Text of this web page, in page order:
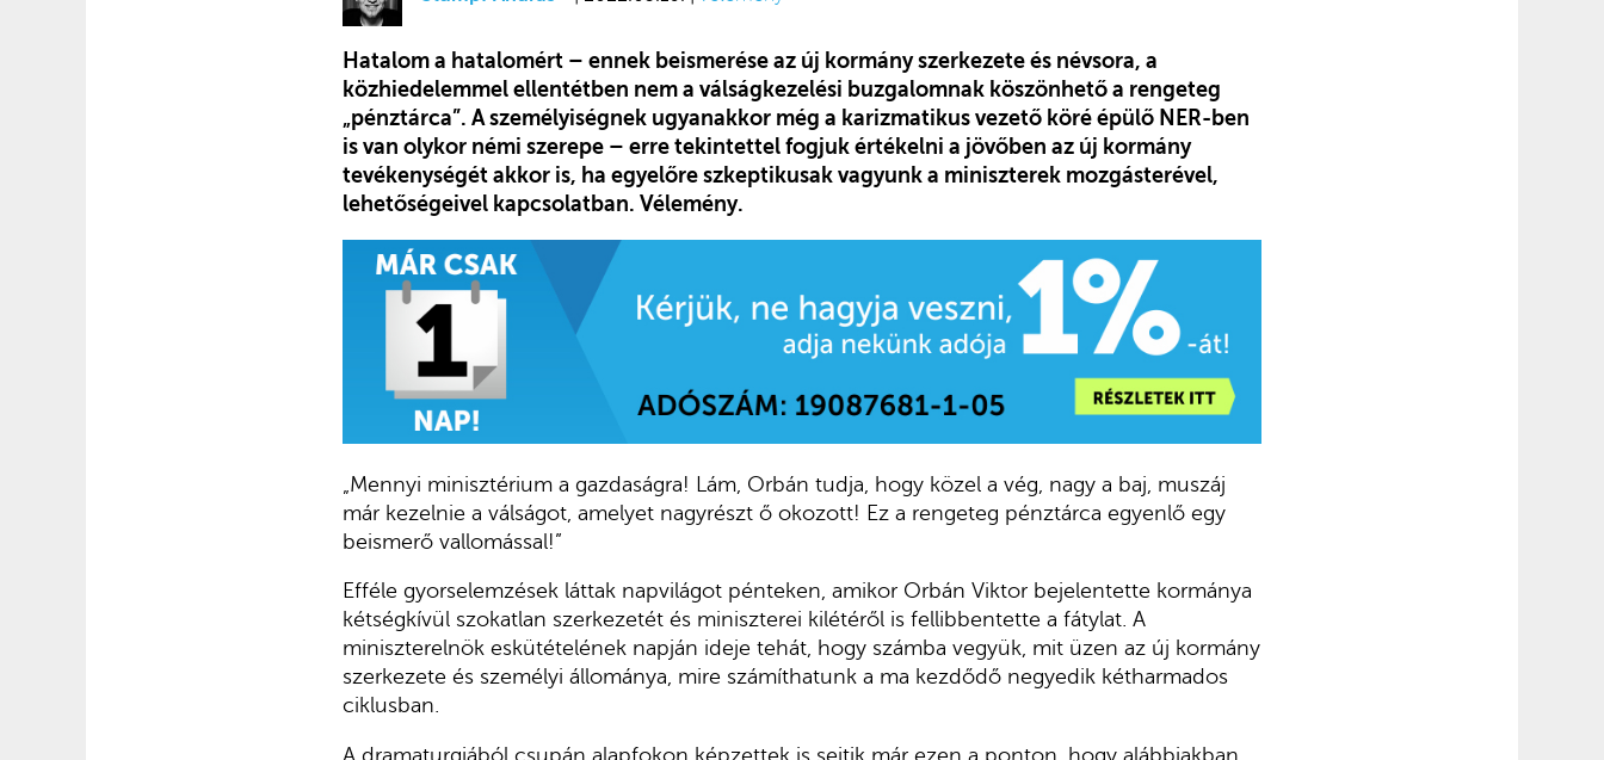
Hatalom a hatalomért – ennek beismerése az új kormány szerkezete és névsora, a
közhiedelemmel ellentétben nem a válságkezelési buzgalomnak köszönhető a rengeteg
„pénztárca”. A személyiségnek ugyanakkor még a karizmatikus vezető köré épülő NER-ben
is van olykor némi szerepe – erre tekintettel fogjuk értékelni a jövőben az új kormány
tevékenységét akkor is, ha egyelőre szkeptikusak vagyunk a miniszterek mozgásterével,
lehetőségeivel kapcsolatban. Vélemény.
„Mennyi minisztérium a gazdaságra! Lám, Orbán tudja, hogy közel a vég, nagy a baj, muszáj
már kezelnie a válságot, amelyet nagyrészt ő okozott! Ez a rengeteg pénztárca egyenlő egy
beismerő vallomással!”
Efféle gyorselemzések láttak napvilágot pénteken, amikor Orbán Viktor bejelentette kormánya
kétségkívül szokatlan szerkezetét és miniszterei kilétéről is fellibbentette a fátylat. A
miniszterelnök eskütételének napján ideje tehát, hogy számba vegyük, mit üzen az új kormány
szerkezete és személyi állománya, mire számíthatunk a ma kezdődő negyedik kétharmados
ciklusban.
A dramaturgiából csupán alapfokon képzettek is sejtik már ezen a ponton, hogy alábbiakban